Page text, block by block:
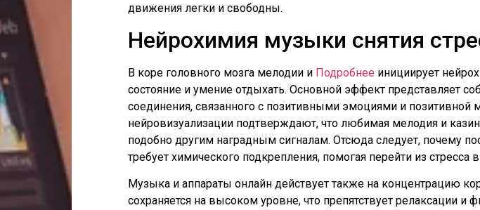
движения легки и свободны.
Нейрохимия музыки снятия
В коре головного мозга мелодии и Подробнее инициирует
состояние и умение отдыхать. Основной эффект представляет
соединения, связанного с позитивными эмоциями и
нейровизуализации подтверждают, что любимая мелодия и
подобно другим наградным сигналам. Отсюда следует, почему
требует химического подкрепления, помогая перейти из стресса
Музыка и аппараты онлайн действует также на концентрацию
сохраняется на высоком уровне, что препятствует релаксации